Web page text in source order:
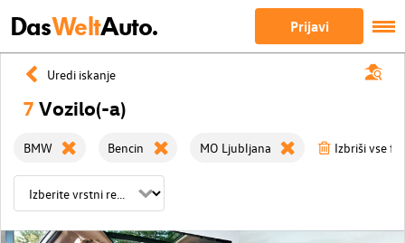
DasWeltAuto. Prijavi
Uredi iskanje
7 Vozilo(-a)
BMW Bencin MO Ljubljana Izbriši vse